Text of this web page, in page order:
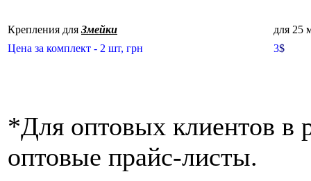
Крепления для Змейки
для 25
Цена за комплект - 2 шт, грн
3$
*Для оптовых клиентов в
оптовые прайс-листы.